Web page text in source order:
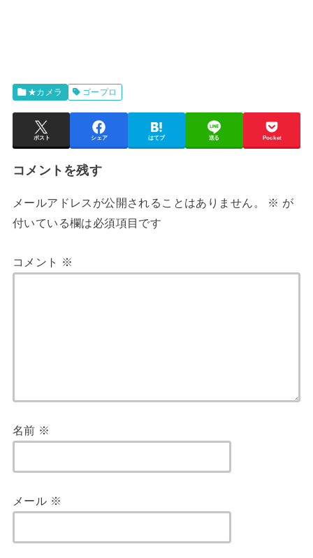
★カメラ ゴープロ
ポスト シェア はてブ 送る Pocket
コメントを残す
メールアドレスが公開されることはありません。 ※ が
付いている欄は必須項目です
コメント ※
名前 ※
メール ※